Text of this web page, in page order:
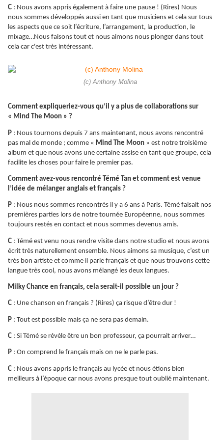
C : Nous avons appris également à faire une pause ! (Rires) Nous
nous sommes développés aussi en tant que musiciens et cela sur tous
les aspects que ce soit l’écriture, l’arrangement, la production, le
mixage…Nous faisons tout et nous aimons nous plonger dans tout
cela car c'est très intéressant.
(c) Anthony Molina
Comment expliqueriez-vous qu’il y a plus de collaborations sur
« Mind The Moon » ?
P : Nous tournons depuis 7 ans maintenant, nous avons rencontré
pas mal de monde ; comme « Mind The Moon » est notre troisième
album et que nous avons une certaine assise en tant que groupe, cela
facilite les choses pour faire le premier pas.
Comment avez-vous rencontré Témé Tan et comment est venue
l’idée de mélanger anglais et français ?
P : Nous nous sommes rencontrés il y a 6 ans à Paris. Témé faisait nos
premières parties lors de notre tournée Européenne, nous sommes
toujours restés en contact et nous sommes devenus amis.
C : Témé est venu nous rendre visite dans notre studio et nous avons
écrit très naturellement ensemble. Nous aimons sa musique, c’est un
très bon artiste et comme il parle français et que nous trouvons cette
langue très cool, nous avons mélangé les deux langues.
Milky Chance en français, cela serait-il possible un jour ?
C : Une chanson en français ? (Rires) ça risque d’être dur !
P : Tout est possible mais ça ne sera pas demain.
C : Si Témé se révèle être un bon professeur, ça pourrait arriver…
P : On comprend le français mais on ne le parle pas.
C : Nous avons appris le français au lycée et nous étions bien
meilleurs à l’époque car nous avons presque tout oublié maintenant.